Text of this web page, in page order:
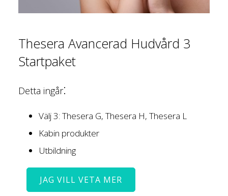
Thesera Avancerad Hudvård 3
Startpaket
Detta ingår:
Välj 3: Thesera G, Thesera H, Thesera L
Kabin produkter
Utbildning
JAG VILL VETA MER